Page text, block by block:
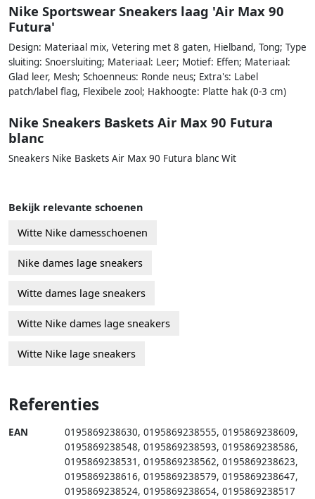
Nike Sportswear Sneakers laag 'Air Max 90
Futura'
Design: Materiaal mix, Vetering met 8 gaten, Hielband, Tong; Type
sluiting: Snoersluiting; Materiaal: Leer; Motief: Effen; Materiaal:
Glad leer, Mesh; Schoenneus: Ronde neus; Extra's: Label
patch/label flag, Flexibele zool; Hakhoogte: Platte hak (0-3 cm)
Nike Sneakers Baskets Air Max 90 Futura
blanc
Sneakers Nike Baskets Air Max 90 Futura blanc Wit
Bekijk relevante schoenen
Witte Nike damesschoenen
Nike dames lage sneakers
Witte dames lage sneakers
Witte Nike dames lage sneakers
Witte Nike lage sneakers
Referenties
EAN 0195869238630, 0195869238555, 0195869238609,
0195869238548, 0195869238593, 0195869238586,
0195869238531 , 0195869238562, 0195869238623,
0195869238616, 0195869238579, 0195869238647,
0195869238524, 0195869238654, 0195869238517